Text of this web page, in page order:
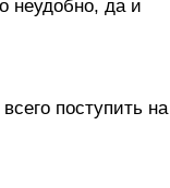
неудобно, да и
поступить на